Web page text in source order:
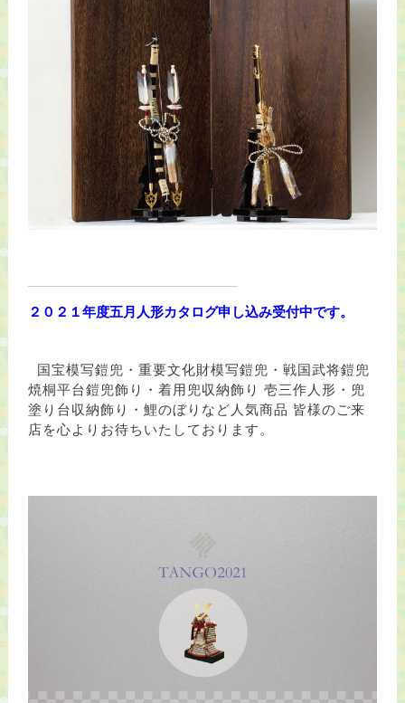
２０２１年度五月人形カタログ申し込み受付中です。
国宝模写鎧兜・重要文化財模写鎧兜・戦国武将鎧兜
焼桐平台鎧兜飾り・着用兜収納飾り 壱三作人形・兜
塗り台収納飾り・鯉のぼりなど人気商品 皆様のご来
店を心よりお待ちいたしております。